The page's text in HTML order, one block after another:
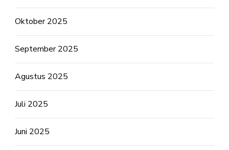
Oktober 2025
September 2025
Agustus 2025
Juli 2025
Juni 2025